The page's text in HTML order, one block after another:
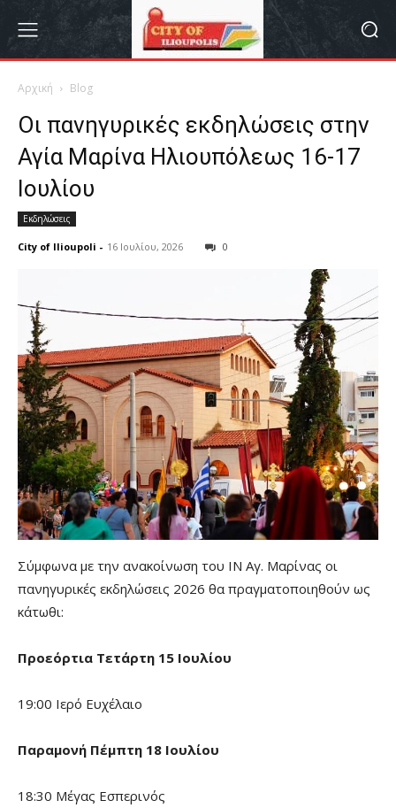
Αρχική Blog
Οι πανηγυρικές εκδηλώσεις στην
Αγία Μαρίνα Ηλιουπόλεως 16-17
Ιουλίου
Εκδηλώσεις
City of Ilioupoli - 16 Ιουλίου, 2026 0
Σύμφωνα με την ανακοίνωση του ΙΝ Αγ. Μαρίνας οι
πανηγυρικές εκδηλώσεις 2026 θα πραγματοποιηθούν ως
κάτωθι:
Προεόρτια Τετάρτη 15 Ιουλίου
19:00 Ιερό Ευχέλαιο
Παραμονή Πέμπτη 18 Ιουλίου
18:30 Μέγας Εσπερινός